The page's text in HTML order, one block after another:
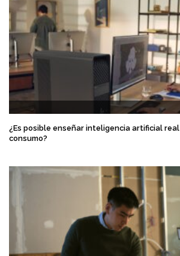
¿Es posible enseñar inteligencia artificial
consumo?